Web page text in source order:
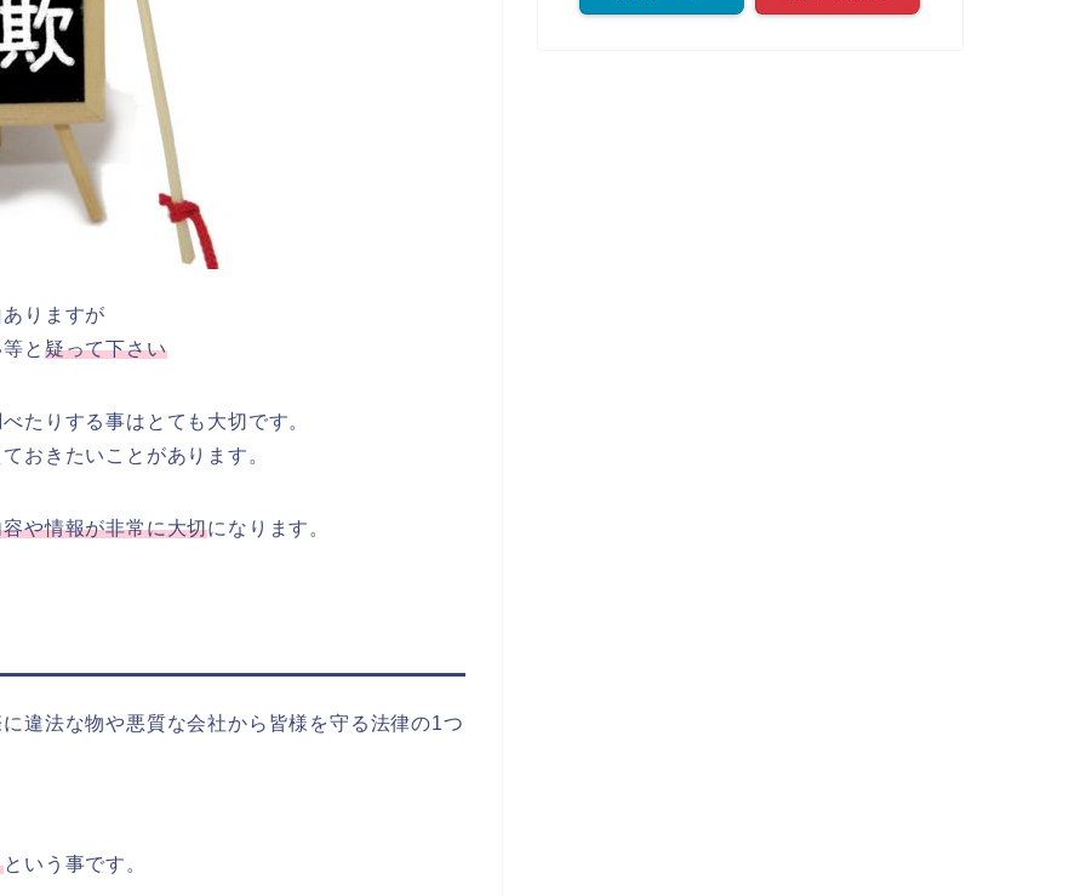
りますが
と 疑って下さい
たりする事はとても大切です。
おきたいことがあります。
や情報が非常に大切になります。
違法な物や悪質な会社から皆様を守る法律の1つ
という事です。